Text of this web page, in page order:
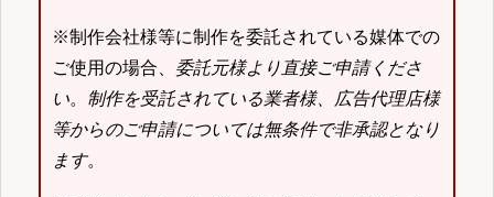
※制作会社様等に制作を委託されている媒体での
ご使用の場合、 委託元様より直接ご申請くださ
い。 制作を受託されている業者様、広告代理店様
等からのご申請については無条件で非承認となり
ます。